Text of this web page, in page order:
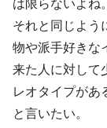
は限らないよね。
それと同じよう
物や派手好きな
来た人に対して
レオタイプがあ
と言いたい。